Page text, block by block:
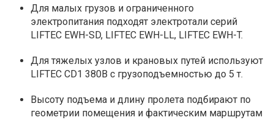
Для малых грузов и ограниченного
электропитания подходят электротали серий
LIFTEC EWH-SD, LIFTEC EWH-LL, LIFTEC EWH-T.
Для тяжелых узлов и крановых путей используют
LIFTEC CD1 380В с грузоподъемностью до 5 т.
Высоту подъема и длину пролета подбирают по
геометрии помещения и фактическим маршрутам